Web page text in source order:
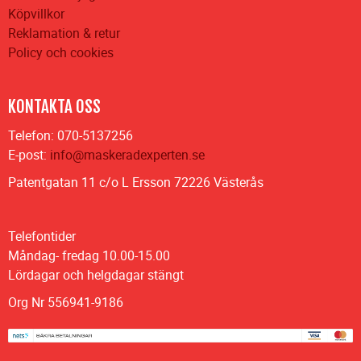
Köpvillkor
Reklamation & retur
Policy och cookies
KONTAKTA OSS
Telefon: 070-5137256
E-post: info@maskeradexperten.se
Patentgatan 11 c/o L Ersson 72226 Västerås
Telefontider
Måndag- fredag 10.00-15.00
Lördagar och helgdagar stängt
Org Nr 556941-9186